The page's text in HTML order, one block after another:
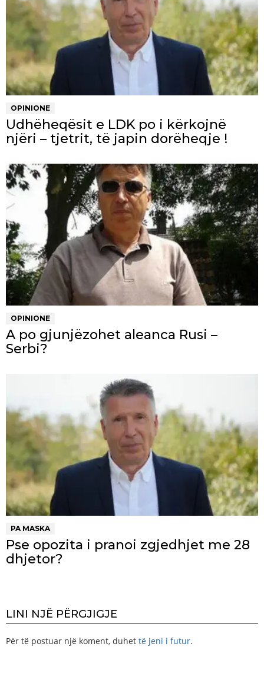
OPINIONE
Udhëheqësit e LDK po i kërkojnë
njëri – tjetrit, të japin dorëheqje !
OPINIONE
A po gjunjëzohet aleanca Rusi –
Serbi?
PA MASKA
Pse opozita i pranoi zgjedhjet me 28
dhjetor?
LINI NJË PËRGJIGJE
Për të postuar një koment, duhet të jeni i futur.